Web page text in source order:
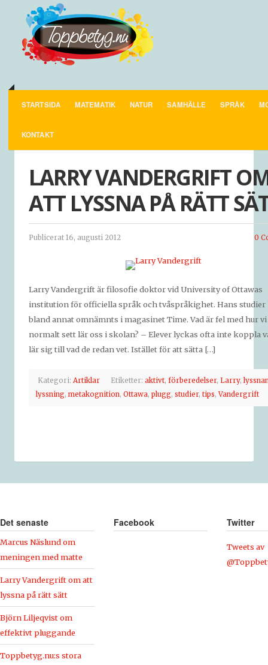
STARTSIDA MATEMATIK NATUR SAMHÄLLE SPRÅK
KONTAKT
LARRY VANDERGRIFT
ATT LYSSNA PÅ RÄTT
Publicerat 16, augusti 2012 0
Larry Vandergrift är filosofie doktor vid University of Ottawas
institution för officiella språk och tvåspråkighet. Hans studier
bland annat omnämnts i magasinet Time. Vad är fel med hur vi
normalt sett lär oss i skolan? – Elever lyckas ofta inte koppla
lär sig till vad de redan vet. Istället för att sätta […]
Kategori: Artiklar Etiketter: aktivt, förberedelser, Larry,
lyssning, metakognition, Ottawa, plugg, studier, tips,Vandergrift
Det senaste
Marcus Näslund om
meningen med matte
Larry Vandergrift om att
lyssna på rätt sätt
Björn Liljeqvist om
effektivt pluggande
Toppbetyg.nu:s stora
Facebook Twitter
Tweets av